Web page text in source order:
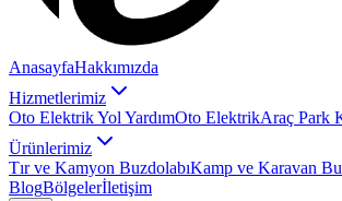
AnasayfaHakkımızda
Hizmetlerimiz
Oto Elektrik Yol YardımOto ElektrikAraç Park
Ürünlerimiz
Tır ve Kamyon BuzdolabıKamp ve Karavan
BlogBölgelerİletişim